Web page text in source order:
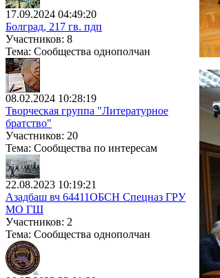
17.09.2024 04:49:20
Болград, 217 гв. пдп
Участников: 8
Тема: Сообщества однополчан
08.02.2024 10:28:19
Творческая группа "Литературное
братство"
Участников: 20
Тема: Сообщества по интересам
22.08.2023 10:19:21
Азадбаш вч 64411ОБСН Спецназ ГРУ
МО ГШ
Участников: 2
Тема: Сообщества однополчан